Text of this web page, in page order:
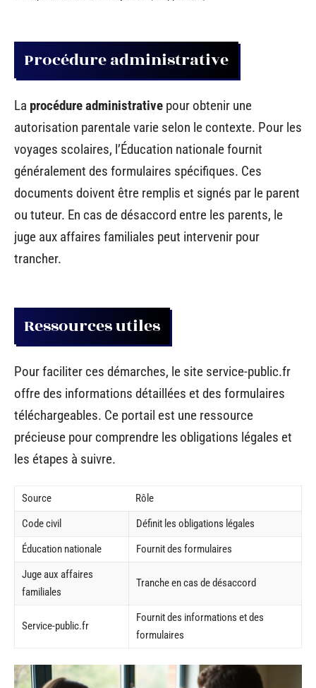
Procédure administrative
La procédure administrative pour obtenir une
autorisation parentale varie selon le contexte. Pour les
voyages scolaires, l’Éducation nationale fournit
généralement des formulaires spécifiques. Ces
documents doivent être remplis et signés par le parent
ou tuteur. En cas de désaccord entre les parents, le
juge aux affaires familiales peut intervenir pour
trancher.
Ressources utiles
Pour faciliter ces démarches, le site service-public.fr
offre des informations détaillées et des formulaires
téléchargeables. Ce portail est une ressource
précieuse pour comprendre les obligations légales et
les étapes à suivre.
Source
Rôle
Code civil
Définit les obligations légales
Éducation nationale
Fournit des formulaires
Juge aux affaires
familiales
Tranche en cas de désaccord
Service-public.fr
Fournit des informations et des
formulaires